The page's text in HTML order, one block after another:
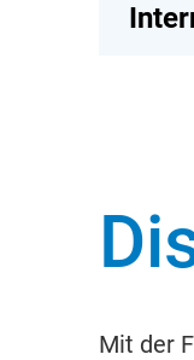
Mit der